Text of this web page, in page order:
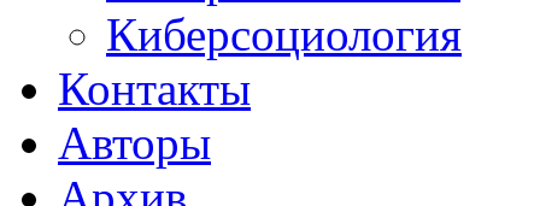
Киберсоциология
Контакты
Авторы